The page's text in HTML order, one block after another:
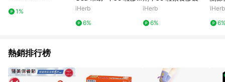
1%
囊
iHerb
6%
iHerb
6%
型
iHerb
熱銷排行榜